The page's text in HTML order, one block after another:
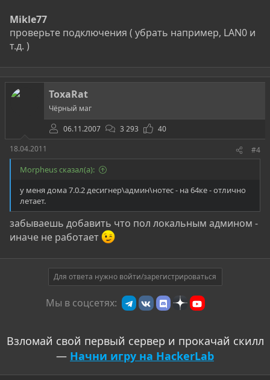
Mikle77
проверьте подключения ( убрать например, LAN0 и
т.д. )
ToxaRat
Чёрный маг
06.11.2007
3 293
40
18.04.2011
#4
Morpheus сказал(а):
у меня дома 7.0.2 десигнер\админ\нотес - на 64ке - отлично
летает.
забываешь добавить что пол локальным админом -
иначе не работает
Для ответа нужно войти/зарегистрироваться
Мы в соцсетях:
Взломай свой первый сервер и прокачай скилл
— Начни игру на HackerLab